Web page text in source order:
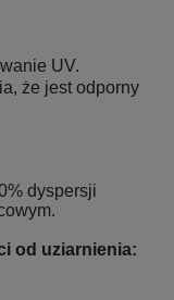
UV.
że jest odporny
dyspersji
od uziarnienia: